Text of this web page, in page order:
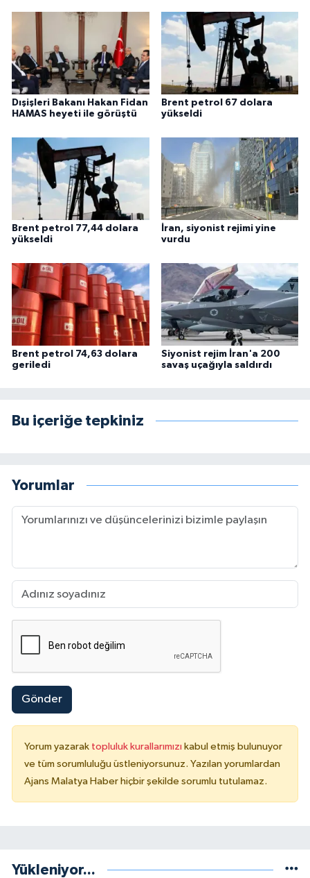
Dışişleri Bakanı Hakan Fidan
HAMAS heyeti ile görüştü
Brent petrol 67 dolara
yükseldi
Brent petrol 77,44 dolara
yükseldi
İran, siyonist rejimi yine
vurdu
Brent petrol 74,63 dolara
geriledi
Siyonist rejim İran'a 200
savaş uçağıyla saldırdı
Bu içeriğe tepkiniz
Yorumlar
Gönder
Yorum yazarak topluluk kurallarımızı kabul etmiş bulunuyor
ve tüm sorumluluğu üstleniyorsunuz. Yazılan yorumlardan
Ajans Malatya Haber hiçbir şekilde sorumlu tutulamaz.
Yükleniyor...